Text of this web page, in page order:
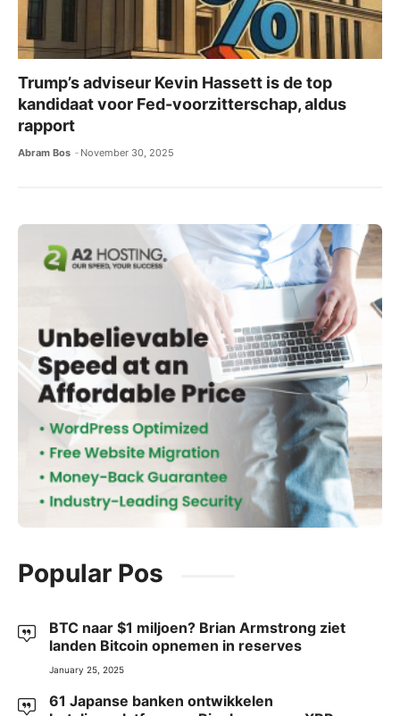
Trump’s adviseur Kevin Hassett is de top
kandidaat voor Fed-voorzitterschap, aldus
rapport
Abram Bos November 30, 2025
Popular Pos
BTC naar $1 miljoen? Brian Armstrong ziet
landen Bitcoin opnemen in reserves
January 25, 2025
61 Japanse banken ontwikkelen